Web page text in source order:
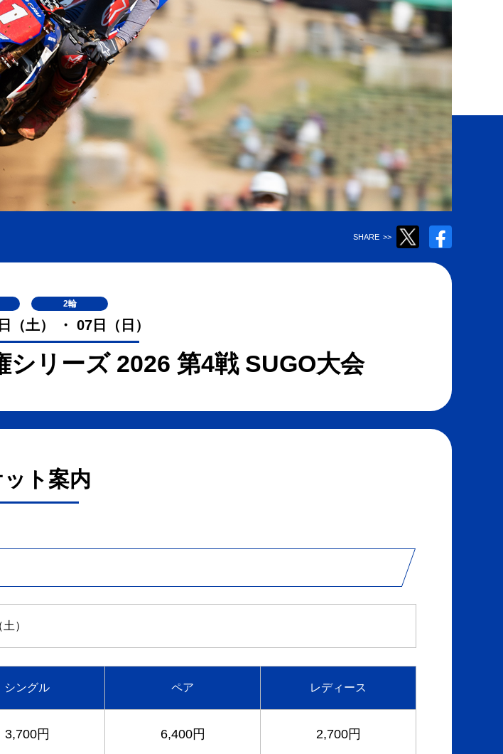
SHARE >>
Twitter
で
で
ェ
2輪
（土） ・ 07日（日）
リーズ 2026 第4戦 SUGO大会
ト案内
）
シングル ペア レディース
3,700円 6,400円 2,700円